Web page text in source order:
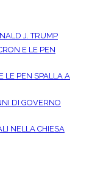
J. TRUMP
E LE PEN
LE PEN SPALLA A
DI GOVERNO
NELLA CHIESA